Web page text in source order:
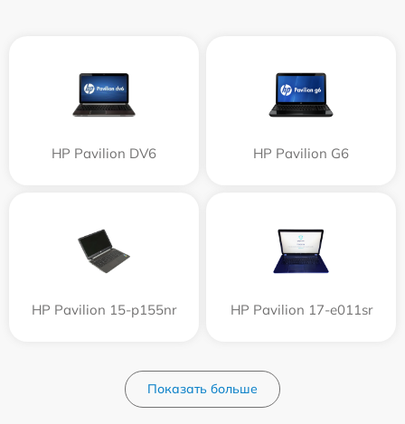
HP Pavilion DV6 HP Pavilion G6
HP Pavilion 15-p155nr HP Pavilion 17-e011sr
Показать больше